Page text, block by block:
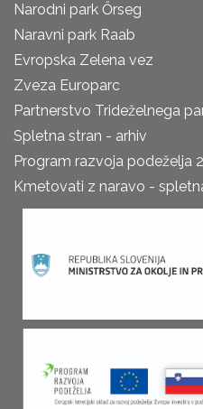
Narodni park Őrseg
Naravni park Raab
Evropska Zelena vez
Zveza Europarc
Partnerstvo Trideželnega
Spletna stran - arhiv
Program razvoja podeželja
Kmetovati z naravo -